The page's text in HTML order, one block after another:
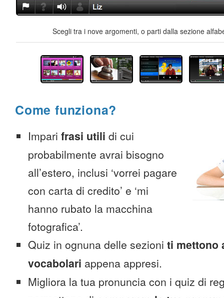
Scegli tra i nove argomenti, o parti dalla sezione
Come funziona?
Impari frasi utili di cui
probabilmente avrai bisogno
all’estero, inclusi ‘vorrei pagare
con carta di credito’ e ‘mi
hanno rubato la macchina
fotografica’.
Quiz in ognuna delle sezioni ti mettono
vocabolari appena appresi.
Migliora la tua pronuncia con i quiz di